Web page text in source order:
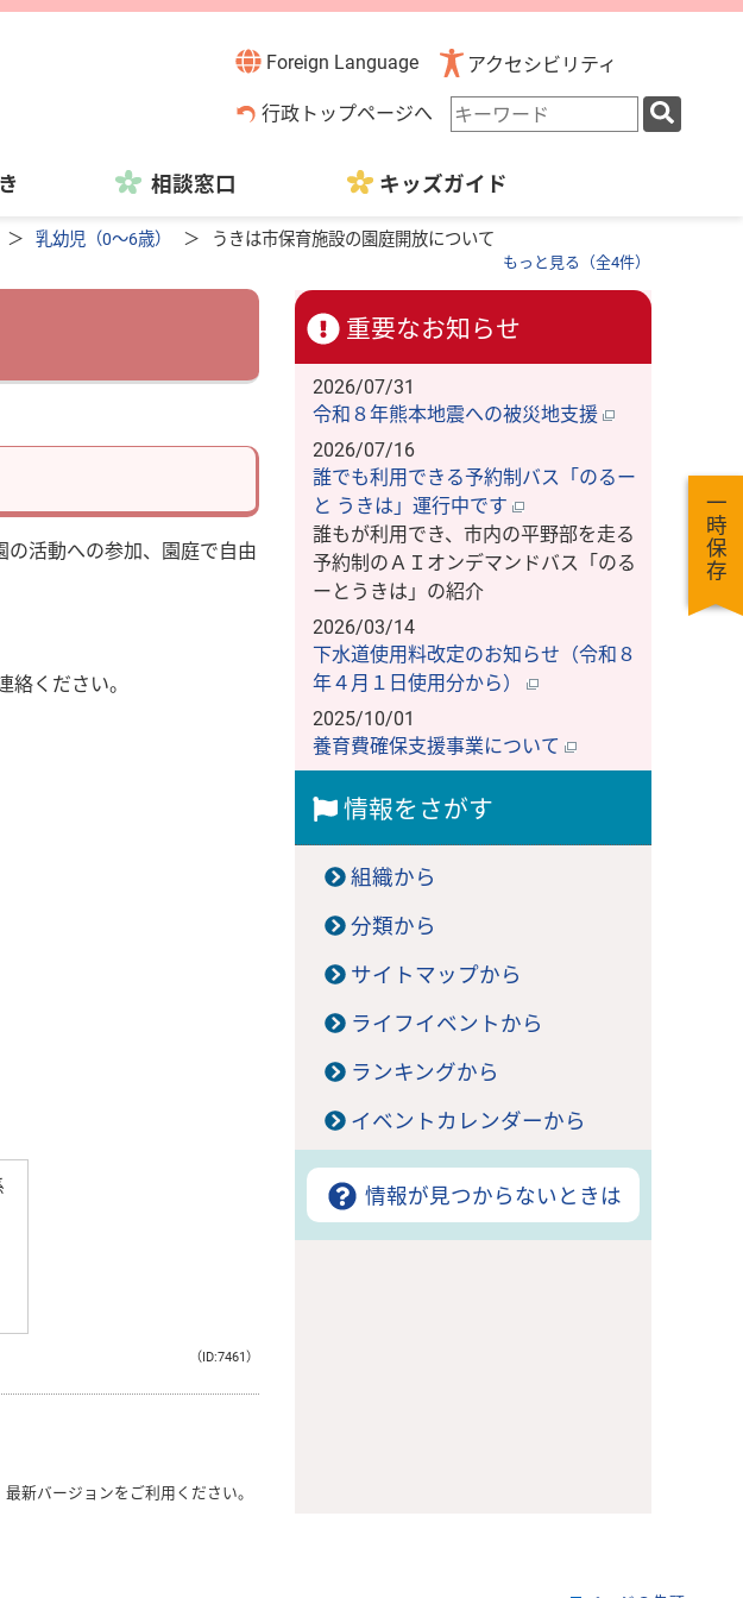
Foreign Language アクセシビリティ
行政トップページへ
検
索
ー
ー
相談窓口 キッズガイド
乳幼児（0～6歳） うきは市保育施設の園庭開放について
もっと見る（全4件）
活動への参加、園庭で自由
ください。
（ID:7461）
新バージョンをご利用ください。
重要なお知らせ
2026/07/31
令和８年熊本地震への被災地支援
2026/07/16
誰でも利用できる予約制バス「のるー
と うきは」運行中です
誰もが利用でき、市内の平野部を走る
予約制のＡＩオンデマンドバス「のる
ーとうきは」の紹介
2026/03/14
下水道使用料改定のお知らせ（令和８
年４月１日使用分から）
2025/10/01
養育費確保支援事業について
情報をさがす
組織から
分類から
サイトマップから
ライフイベントから
ランキングから
イベントカレンダーから
情報が見つからないときは
一時保存